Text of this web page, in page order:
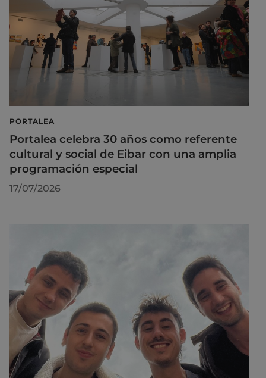
PORTALEA
Portalea celebra 30 años como referente
cultural y social de Eibar con una amplia
programación especial
17/07/2026